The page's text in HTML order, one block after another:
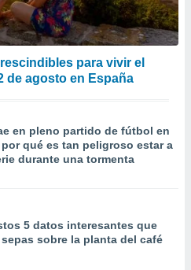
para vivir el
de agosto en España
en pleno partido de fútbol en
qué es tan peligroso estar a
durante una tormenta
5 datos interesantes que
sobre la planta del café